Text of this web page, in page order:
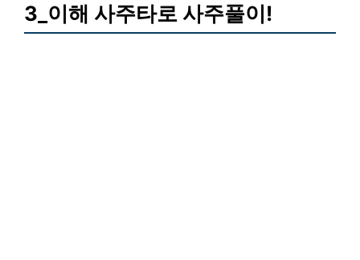
3_이해 사주타로 사주풀이!